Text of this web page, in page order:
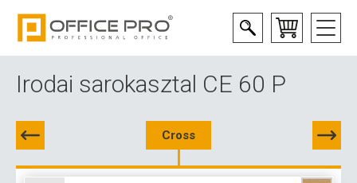
Irodai sarokasztal CE 60 P
Cross